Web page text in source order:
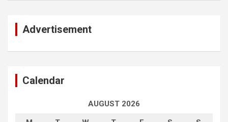
Advertisement
Calendar
AUGUST 2026